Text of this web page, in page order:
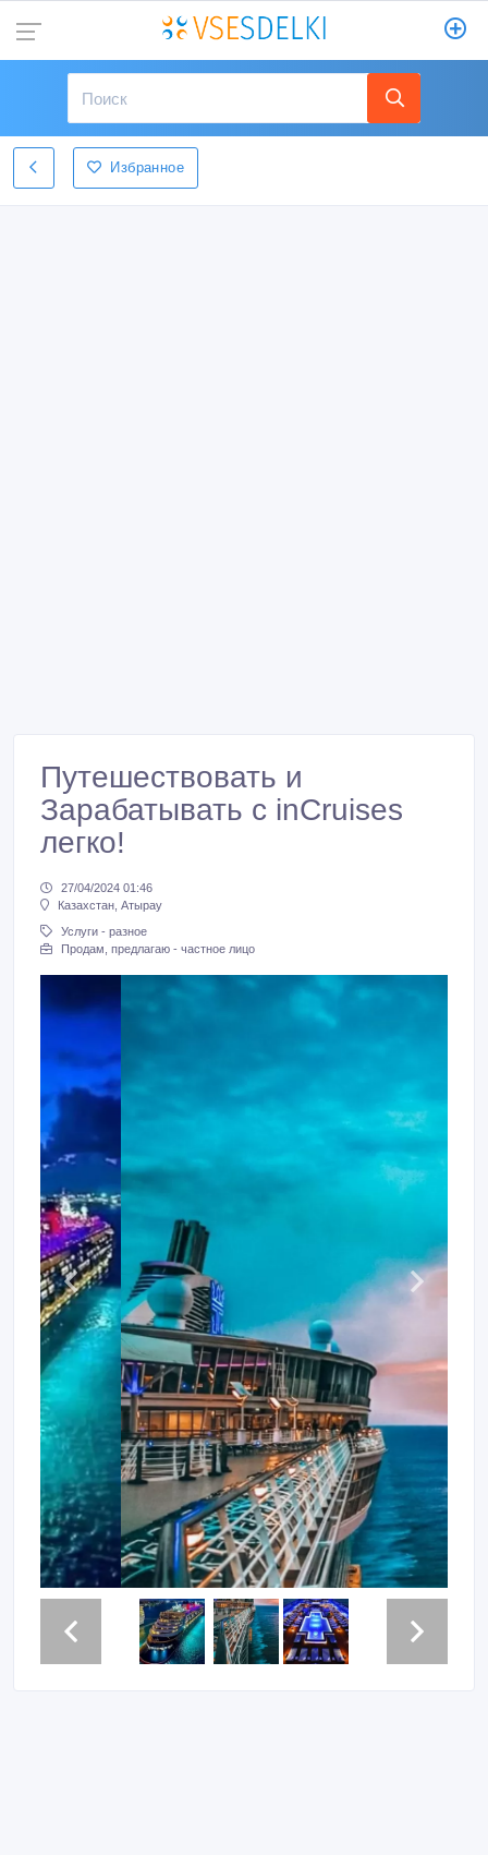
Избранное
Путешествовать и
Зарабатывать с inCruises
легко!
27/04/2024 01:46
Казахстан, Атырау
Услуги - разное
Продам, предлагаю - частное лицо